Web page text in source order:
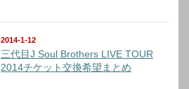
2014-1-12
三代目J Soul Brothers LIVE TOUR
2014チケット交換希望まとめ